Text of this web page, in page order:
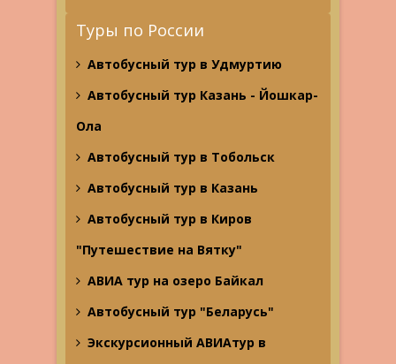
Туры по России
Автобусный тур в Удмуртию
Автобусный тур Казань - Йошкар-
Ола
Автобусный тур в Тобольск
Автобусный тур в Казань
Автобусный тур в Киров
"Путешествие на Вятку"
АВИА тур на озеро Байкал
Автобусный тур "Беларусь"
Экскурсионный АВИАтур в